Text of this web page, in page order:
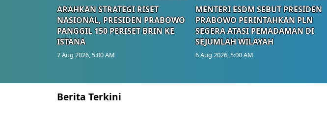
ARAHKAN STRATEGI RISET
NASIONAL, PRESIDEN PRABOWO
PANGGIL 150 PERISET BRIN KE
ISTANA
7 Aug 2026, 5:00 AM
MENTERI ESDM SEBUT PRESIDEN
PRABOWO PERINTAHKAN PLN
SEGERA ATASI PEMADAMAN DI
SEJUMLAH WILAYAH
6 Aug 2026, 5:00 AM
Berita Terkini